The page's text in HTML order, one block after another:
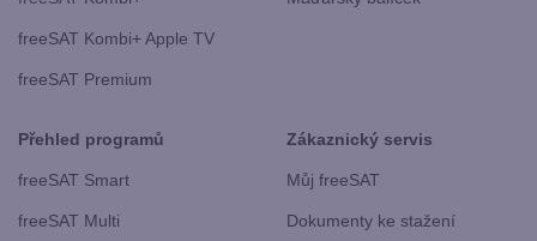
freeSAT Kombi+ Apple TV
freeSAT Premium
Přehled programů
freeSAT Smart
freeSAT Multi
Zákaznický servis
Můj freeSAT
Dokumenty ke stažení